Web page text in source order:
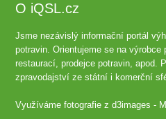
O iQSL.cz
Jsme nezávislý informační portál
potravin. Orientujeme se na výrobce
restaurací, prodejce potravin, apod.
zpravodajství ze státní i komerční
Využíváme fotografie zd3images -